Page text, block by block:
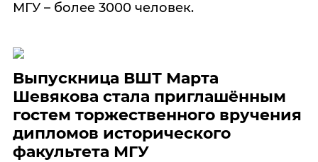
МГУ – более 3000 человек.
Выпускница ВШТ Марта
Шевякова стала приглашённым
гостем торжественного вручения
дипломов исторического
факультета МГУ